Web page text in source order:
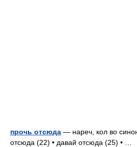
прочь отсюда — нареч, кол во
отсюда (22) • давай отсюда (25) • …